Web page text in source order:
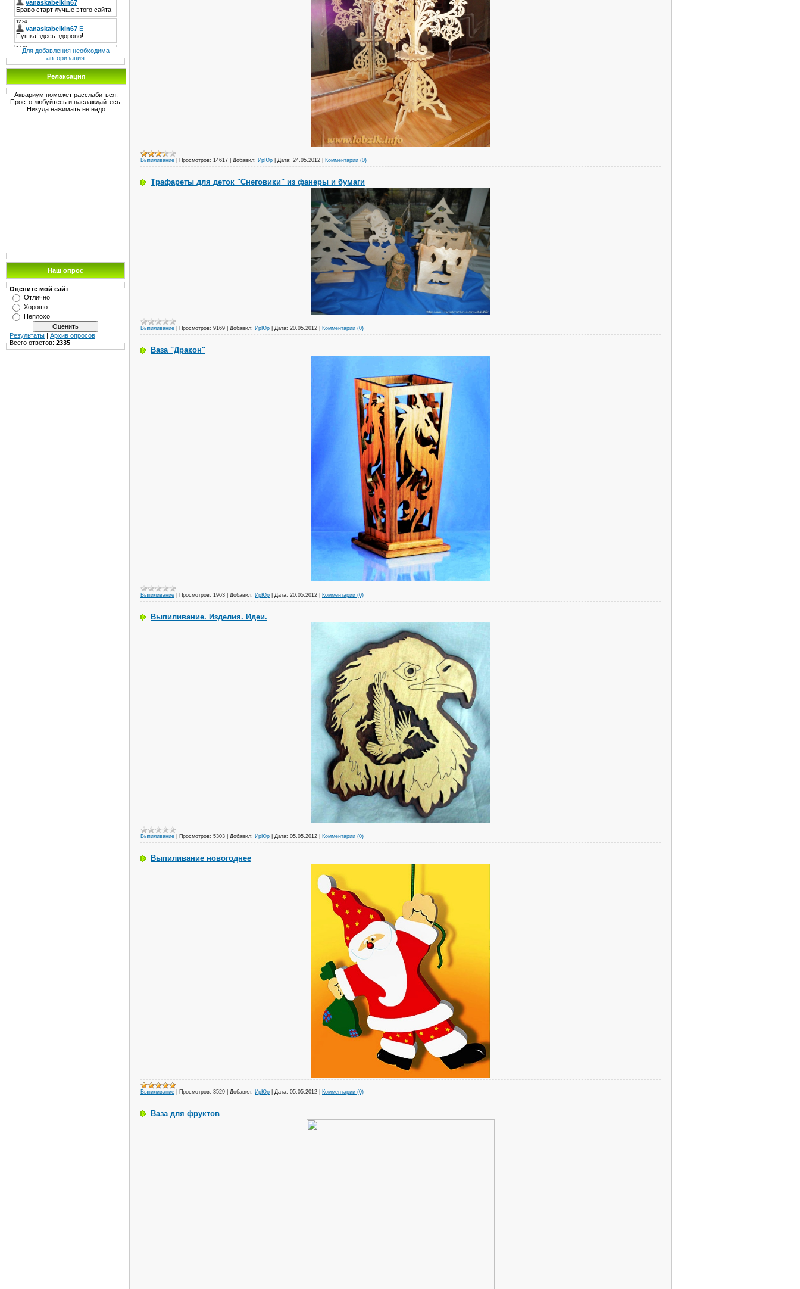
Для добавления необходима
авторизация
Релаксация
Аквариум поможет расслабиться.
Просто любуйтесь и наслаждайтесь.
Никуда нажимать не надо
Наш опрос
Оцените мой сайт
Отлично
Хорошо
Неплохо
Результаты | Архив опросов
Всего ответов: 2335
Выпиливание Просмотров: 14617 Добавил: ИрЮр Дата: 24.05.2012 Комментарии (0)
Трафареты для деток "Снеговики" из фанеры и бумаги
Выпиливание Просмотров: 9169 Добавил: ИрЮр Дата: 20.05.2012 Комментарии (0)
Ваза "Дракон"
Выпиливание Просмотров: 1963 Добавил: ИрЮр Дата: 20.05.2012 Комментарии (0)
Выпиливание. Изделия. Идеи.
Выпиливание Просмотров: 5303 Добавил: ИрЮр Дата: 05.05.2012 Комментарии (0)
Выпиливание новогоднее
Выпиливание Просмотров: 3529 Добавил: ИрЮр Дата: 05.05.2012 Комментарии (0)
Ваза для фруктов